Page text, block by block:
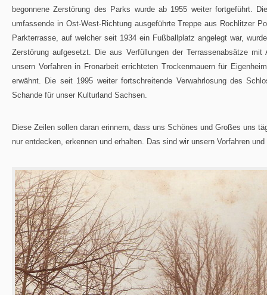
begonnene Zerstörung des Parks wurde ab 1955 weiter fortgeführt.
umfassende in Ost-West-Richtung ausgeführte Treppe aus Rochlitzer
Parkterrasse, auf welcher seit 1934 ein Fußballplatz angelegt war,
Zerstörung aufgesetzt. Die aus Verfüllungen der Terrassenabsätze
unsern Vorfahren in Fronarbeit errichteten Trockenmauern für
erwähnt. Die seit 1995 weiter fortschreitende Verwahrlosung des
Schande für unser Kulturland Sachsen.
Diese Zeilen sollen daran erinnern, dass uns Schönes und Großes uns
nur entdecken, erkennen und erhalten. Das sind wir unsern Vorfahren